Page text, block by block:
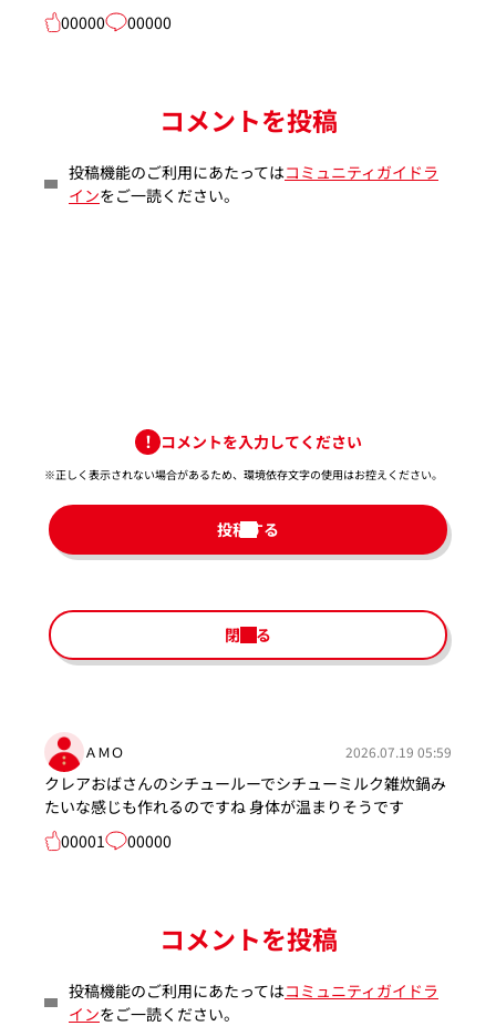
00000
00000
コメントを投稿
投稿機能のご利用にあたってはコミュニティガイドラ
インをご一読ください。
コメントを入力してください
※正しく表示されない場合があるため、環境依存文字の使用はお控えください。​
投稿する
閉じる
ＡＭＯ 2026.07.19 05:59
クレアおばさんのシチュールーでシチューミルク雑炊鍋み
たいな感じも作れるのですね 身体が温まりそうです
00001
00000
コメントを投稿
投稿機能のご利用にあたってはコミュニティガイドラ
インをご一読ください。